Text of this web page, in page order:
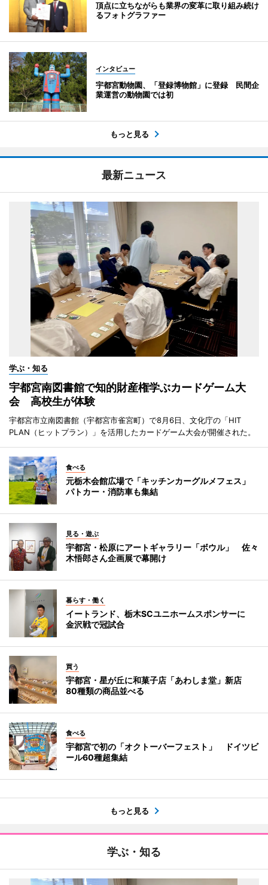
頂点に立ちながらも業界の変革に取り組み続け
るフォトグラファー
インタビュー
宇都宮動物園、「登録博物館」に登録 民間企
業運営の動物園では初
もっと見る
最新ニュース
学ぶ・知る
宇都宮南図書館で知的財産権学ぶカードゲーム大
会 高校生が体験
宇都宮市立南図書館（宇都宮市雀宮町）で8月6日、文化庁の「HIT
PLAN（ヒットプラン）」を活用したカードゲーム大会が開催された。
食べる
元栃木会館広場で「キッチンカーグルメフェス」
パトカー・消防車も集結
見る・遊ぶ
宇都宮・松原にアートギャラリー「ボウル」 佐々
木悟郎さん企画展で幕開け
暮らす・働く
イートランド、栃木SCユニホームスポンサーに
金沢戦で冠試合
買う
宇都宮・星が丘に和菓子店「あわしま堂」新店
80種類の商品並べる
食べる
宇都宮で初の「オクトーバーフェスト」 ドイツビ
ール60種超集結
もっと見る
学ぶ・知る